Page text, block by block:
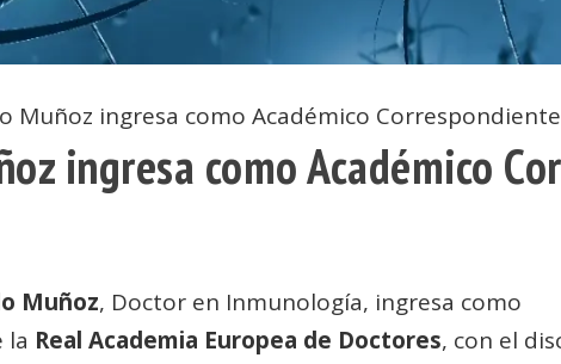
Muñoz ingresa como Académico Correspondiente
ingresa como Académico
Muñoz, Doctor en Inmunología, ingresa como
la Real Academia Europea de Doctores, con el